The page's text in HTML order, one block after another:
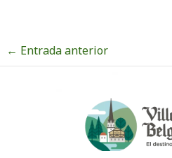
← Entrada anterior